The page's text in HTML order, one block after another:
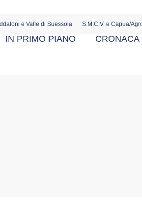
e Valle di Suessola S.M.C.V. e Capua/
IN PRIMO PIANO CRONACA